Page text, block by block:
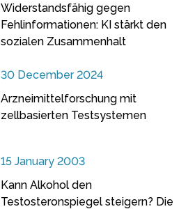
Widerstandsfähig gegen
Fehlinformationen: KI stärkt den
sozialen Zusammenhalt
30 December 2024
Arzneimittelforschung mit
zellbasierten Testsystemen
15 January 2003
Kann Alkohol den
Testosteronspiegel steigern? Die